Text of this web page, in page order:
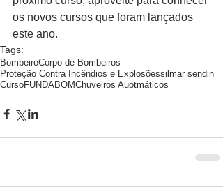
os novos cursos que foram lançados
este ano.
Tags:
BombeiroCorpo de Bombeiros
Proteção Contra Incêndios e Explosõessilmar sendin
CursoFUNDABOMChuveiros Auotmáticos